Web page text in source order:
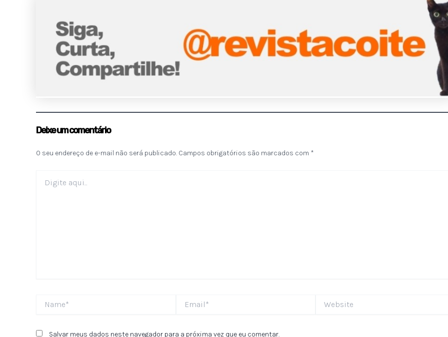
Deixe um comentário
O seu endereço de e-mail não será publicado. Campos obrigatórios são marcados com *
aqui...
Salvar meus dados neste navegador para a próxima vez que eu comentar.